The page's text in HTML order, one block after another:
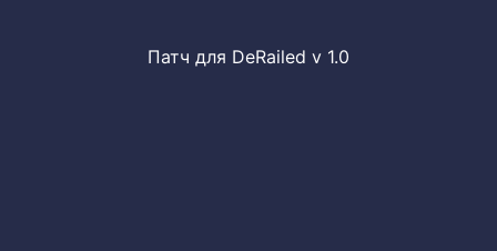
Патч для DeRailed v 1.0